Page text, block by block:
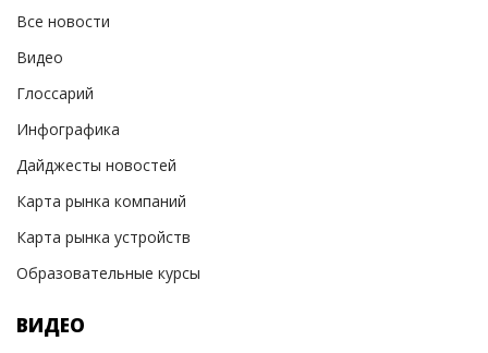
Все новости
Видео
Глоссарий
Инфографика
Дайджесты новостей
Карта рынка компаний
Карта рынка устройств
Образовательные курсы
ВИДЕО